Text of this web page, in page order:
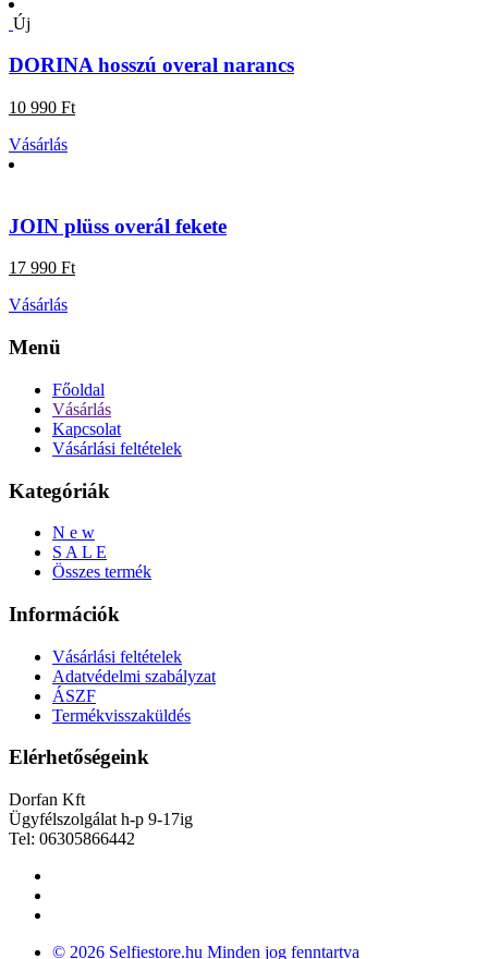
Új
DORINA hosszú overal narancs
10 990 Ft
Vásárlás
JOIN plüss overál fekete
17 990 Ft
Vásárlás
Menü
Főoldal
Vásárlás
Kapcsolat
Vásárlási feltételek
Kategóriák
N e w
S A L E
Összes termék
Információk
Vásárlási feltételek
Adatvédelmi szabályzat
ÁSZF
Termékvisszaküldés
Elérhetőségeink
Dorfan Kft
Ügyfélszolgálat h-p 9-17ig
Tel: 06305866442
© 2026 Selfiestore.hu Minden jog fenntartva